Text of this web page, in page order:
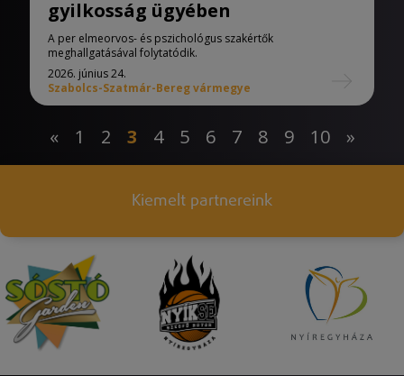
gyilkosság ügyében
A per elmeorvos- és pszichológus szakértők
meghallgatásával folytatódik.
2026. június 24.
Szabolcs-Szatmár-Bereg vármegye
« 1 2 3 4 5 6 7 8 9 10 »
Kiemelt partnereink